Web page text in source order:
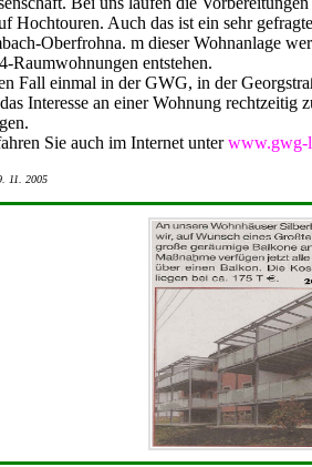
Hochtouren. Auch das ist ein sehr
Oberfrohna. m dieser Wohnanlage
Raumwohnungen entstehen.
Fall einmal in der GWG, in der
Interesse an einer Wohnung
Sie auch im Internet unterwww.gwg-
11. 2005